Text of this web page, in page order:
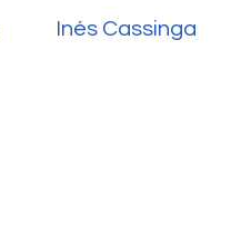
Inés Cassinga